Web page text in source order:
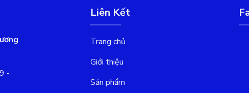
-
Liên Kết
Trang chủ
Giới thiệu
Sản phẩm